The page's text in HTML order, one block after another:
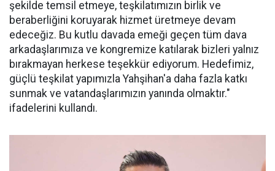
şekilde temsil etmeye, teşkilatımızın birlik ve
beraberliğini koruyarak hizmet üretmeye devam
edeceğiz. Bu kutlu davada emeği geçen tüm dava
arkadaşlarımıza ve kongremize katılarak bizleri yalnız
bırakmayan herkese teşekkür ediyorum. Hedefimiz,
güçlü teşkilat yapımızla Yahşihan'a daha fazla katkı
sunmak ve vatandaşlarımızın yanında olmaktır."
ifadelerini kullandı.